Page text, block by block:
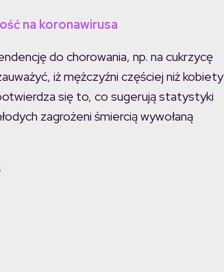
na koronawirusa
do chorowania, np. na cukrzycę
iż mężczyźni częściej niż kobiety
się to, co sugerują statystyki
zagrożeni śmiercią wywołaną